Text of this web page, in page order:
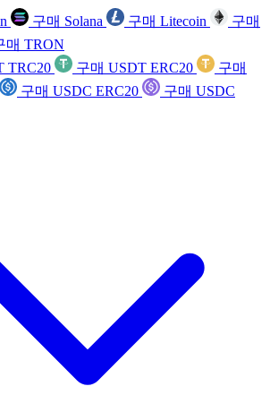
구매 Solana 구매 Litecoin
구매
매 TRON
TRC20
구매 USDT ERC20
구매
구매 USDC ERC20
구매 USDC